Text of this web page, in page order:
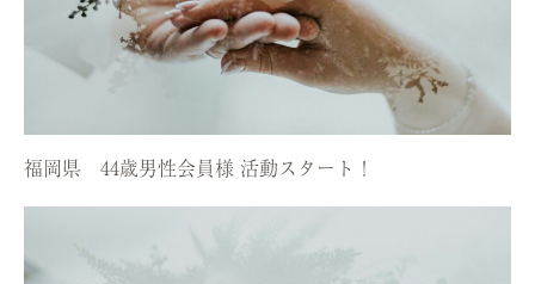
福岡県 44歳男性会員様 活動スタート！